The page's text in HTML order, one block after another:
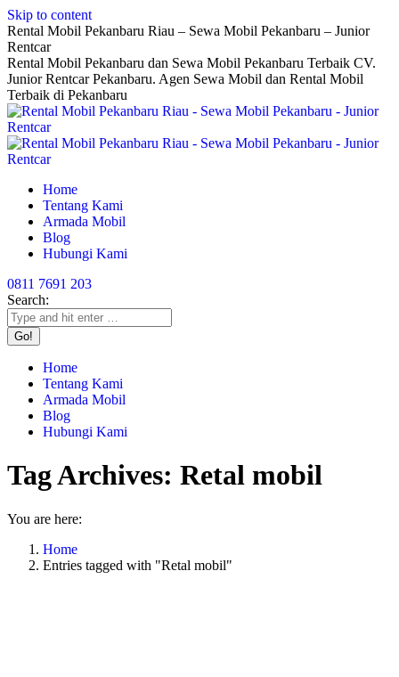
Skip to content
Rental Mobil Pekanbaru Riau – Sewa Mobil Pekanbaru – Junior
Rentcar
Rental Mobil Pekanbaru dan Sewa Mobil Pekanbaru Terbaik CV.
Junior Rentcar Pekanbaru. Agen Sewa Mobil dan Rental Mobil
Terbaik di Pekanbaru
Home
Tentang Kami
Armada Mobil
Blog
Hubungi Kami
0811 7691 203
Search:
Home
Tentang Kami
Armada Mobil
Blog
Hubungi Kami
Tag Archives: Retal mobil
You are here:
Home
Entries tagged with "Retal mobil"